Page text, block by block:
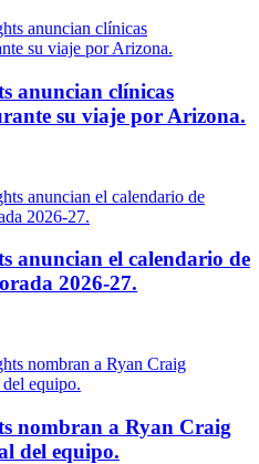
anuncian clínicas
su viaje por Arizona.
anuncian el calendario de
2026-27.
nombran a Ryan Craig
del equipo.